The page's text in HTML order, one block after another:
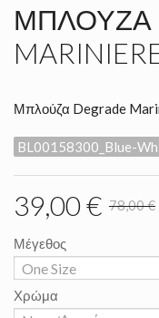
ΜΠΛΟΎΖΑ
Μπλούζα Degrade
BL00158300_Blue-
39,00 € 78,00 €
Μέγεθος
Χρώμα